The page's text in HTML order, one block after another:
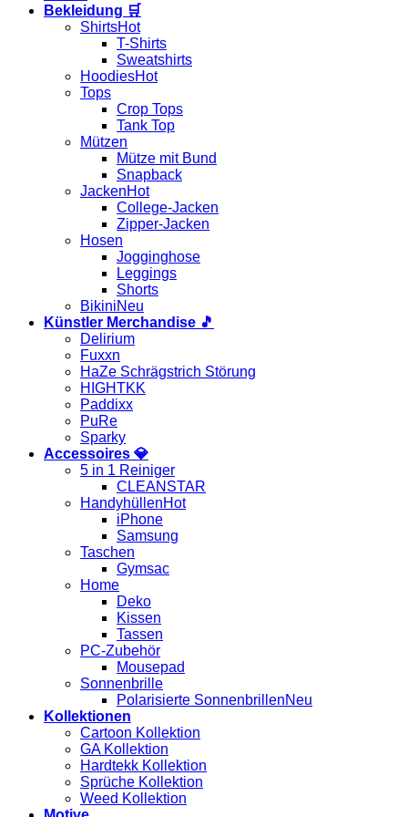
Bekleidung 🛒
Shirts
T-Shirts
Sweatshirts
Hoodies
Tops
Crop Tops
Tank Top
Mützen
Mütze mit Bund
Snapback
Jacken
College-Jacken
Zipper-Jacken
Hosen
Jogginghose
Leggings
Shorts
Bikini
Künstler Merchandise 🎵
Delirium
Fuxxn
HaZe Schrägstrich Störung
HIGHTKK
Paddixx
PuRe
Sparky
Accessoires 💎
5 in 1 Reiniger
CLEANSTAR
Handyhüllen
iPhone
Samsung
Taschen
Gymsac
Home
Deko
Kissen
Tassen
PC-Zubehör
Mousepad
Sonnenbrille
Polarisierte Sonnenbrillen
Kollektionen
Cartoon Kollektion
GA Kollektion
Hardtekk Kollektion
Sprüche Kollektion
Weed Kollektion